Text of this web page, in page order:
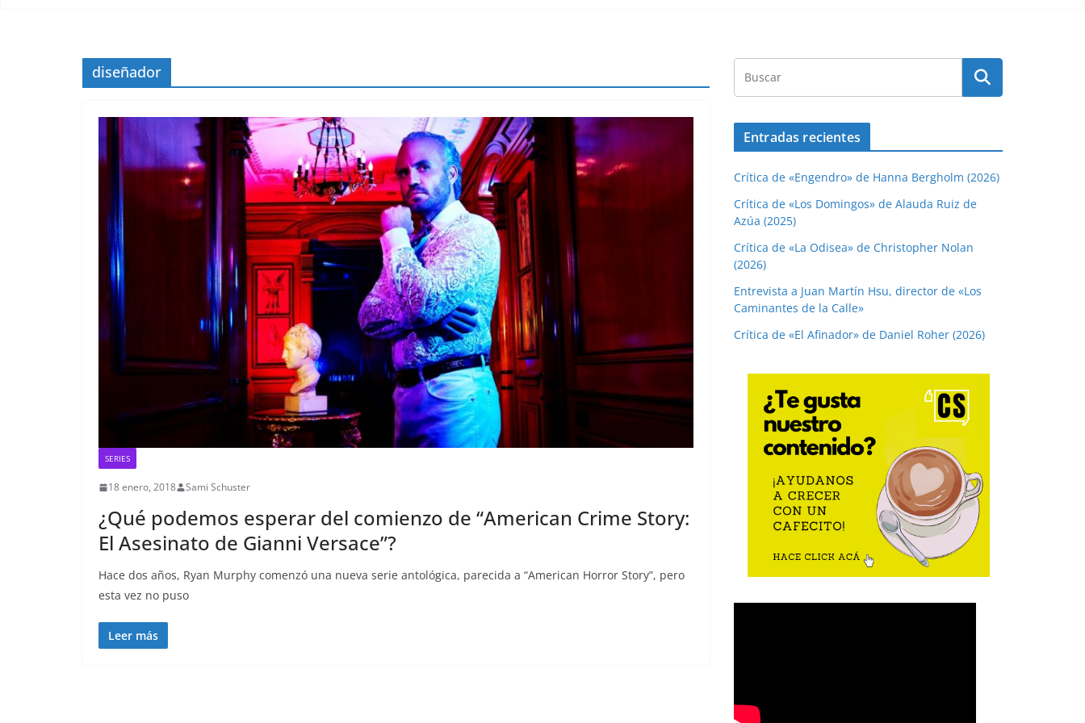
diseñador
SERIES
18 enero, 2018 Sami Schuster
¿Qué podemos esperar del comienzo de “American Crime Story:
El Asesinato de Gianni Versace”?
Hace dos años, Ryan Murphy comenzó una nueva serie antológica, parecida a “American Horror Story”, pero
esta vez no puso
Leer más
Entradas recientes
Crítica de «Engendro» de Hanna Bergholm (2026)
Crítica de «Los Domingos» de Alauda Ruiz de
Azúa (2025)
Crítica de «La Odisea» de Christopher Nolan
(2026)
Entrevista a Juan Martín Hsu, director de «Los
Caminantes de la Calle»
Crítica de «El Afinador» de Daniel Roher (2026)